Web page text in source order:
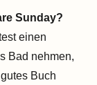
Sunday?
einen
Bad nehmen,
Buch